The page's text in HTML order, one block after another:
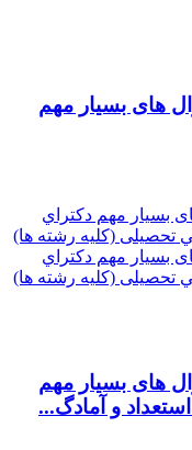
های بسیار مهم
های بسیار مهم